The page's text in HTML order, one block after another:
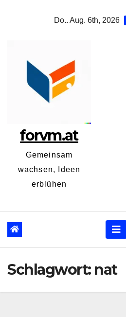
Do.. Aug. 6th, 2026
forvm.at
Gemeinsam
wachsen, Ideen
erblühen
Schlagwort: nat